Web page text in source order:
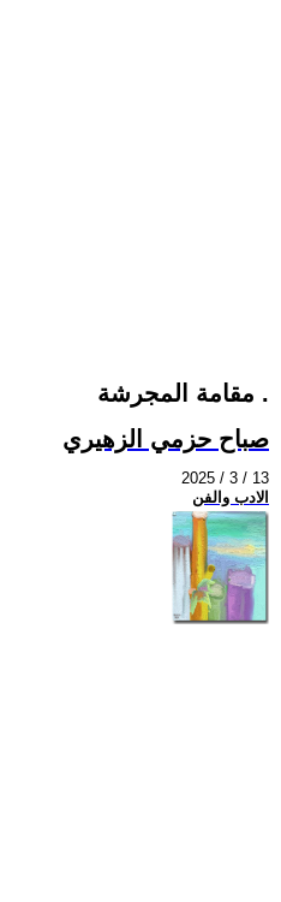
مقامة المجرشة .
صباح حزمي الزهيري
2025 / 3 / 13
الادب والفن